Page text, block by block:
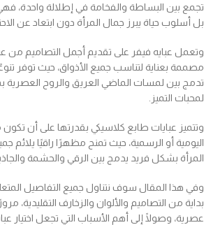
تجمع بين البساطة والفخامة في إطلالة واحدة،
بل أسلوب حياة يبرز جمال المرأة دون ابتعاد عن
وتعمل عبايه فيفر على تقديم أجمل التصاميم من
مصممة بعناية لتناسب جميع الأذواق، حيث توفر
تدمج بين لمسات الماضي العريق والروح العصرية بما
لمحبات التميز.
وتتميز عبايات طابع كلاسيكي بقدرتها على أن
اليومية أو الرسمية، حيث تمنح مظهرًا راقيًا
المرأة بشكل فريد يدمج بين الرقي والحشمة
وفي هذا المقال سوف نتناول جميع التفاصيل
بداية من التصاميم والألوان والزخارف التقليدية،
عصرية، وصولًا إلى أهم الأسباب التي تجعل اختيار